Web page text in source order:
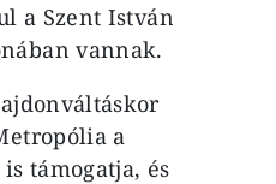
a Szent István
vannak.
a
támogatja, és